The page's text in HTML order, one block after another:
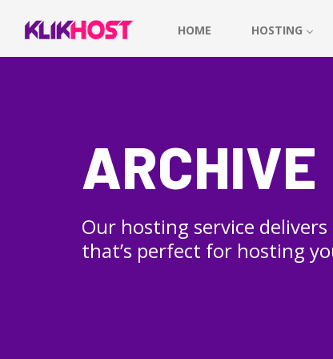
HOME HOSTING
ARCHIVE
Our hosting service
that’s perfect for hosting